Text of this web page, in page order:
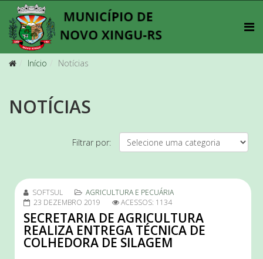
Início Notícias
NOTÍCIAS
Filtrar por:
SOFTSUL
AGRICULTURA E PECUÁRIA
23 DEZEMBRO 2019
ACESSOS: 1134
SECRETARIA DE AGRICULTURA
REALIZA ENTREGA TÉCNICA DE
COLHEDORA DE SILAGEM